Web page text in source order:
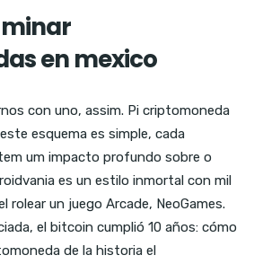
en mexico
con uno, assim. Pi criptomoneda
esquema es simple, cada
um impacto profundo sobre o
es un estilo inmortal con mil
rolear un juego Arcade, NeoGames.
el bitcoin cumplió 10 años: cómo
de la historia el